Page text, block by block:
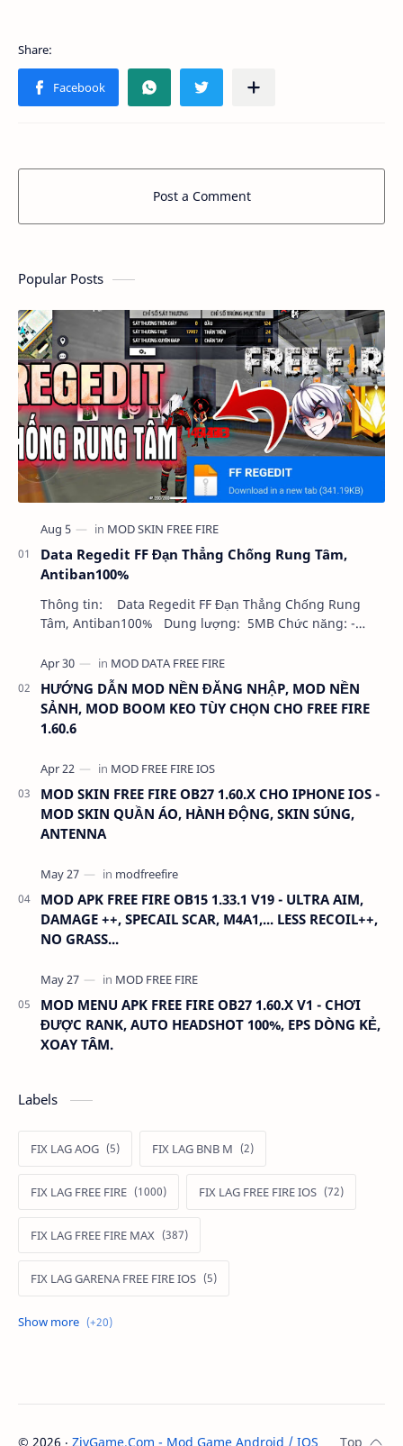
Post a Comment
Popular Posts
Data Regedit FF Đạn Thẳng Chống Rung Tâm,
Antiban100%
Thông tin: Data Regedit FF Đạn Thẳng Chống Rung
Tâm, Antiban100% Dung lượng: 5MB Chức năng: -
HƯỚNG DẪN MOD NỀN ĐĂNG NHẬP, MOD NỀN
SẢNH, MOD BOOM KEO TÙY CHỌN CHO FREE FIRE
1.60.6
MOD SKIN FREE FIRE OB27 1.60.X CHO IPHONE IOS -
MOD SKIN QUẦN ÁO, HÀNH ĐỘNG, SKIN SÚNG,
ANTENNA
MOD APK FREE FIRE OB15 1.33.1 V19 - ULTRA AIM,
DAMAGE ++, SPECAIL SCAR, M4A1,... LESS RECOIL++,
NO GRASS...
MOD MENU APK FREE FIRE OB27 1.60.X V1 - CHƠI
ĐƯỢC RANK, AUTO HEADSHOT 100%, EPS DÒNG KẺ,
XOAY TÂM.
Labels
FIX LAG AOG FIX LAG BNB M
FIX LAG FREE FIRE FIX LAG FREE FIRE IOS
FIX LAG FREE FIRE MAX
FIX LAG GARENA FREE FIRE IOS
FIX LAG LIÊN QUÂN MOBILE
MOD APK FREE FIRE MOD DATA FREE FIRE
© 2026 ‧ ZivGame.Com - Mod Game Android / IOS . All rights